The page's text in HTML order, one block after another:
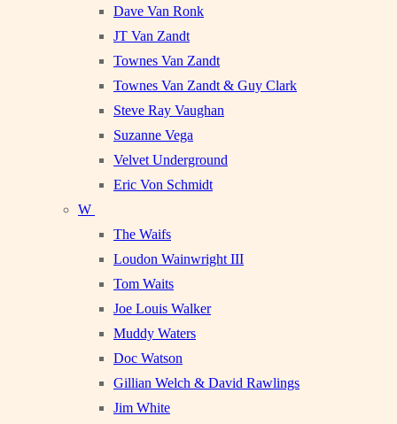
Dave Van Ronk
JT Van Zandt
Townes Van Zandt
Townes Van Zandt & Guy Clark
Steve Ray Vaughan
Suzanne Vega
Velvet Underground
Eric Von Schmidt
W
The Waifs
Loudon Wainwright III
Tom Waits
Joe Louis Walker
Muddy Waters
Doc Watson
Gillian Welch & David Rawlings
Jim White